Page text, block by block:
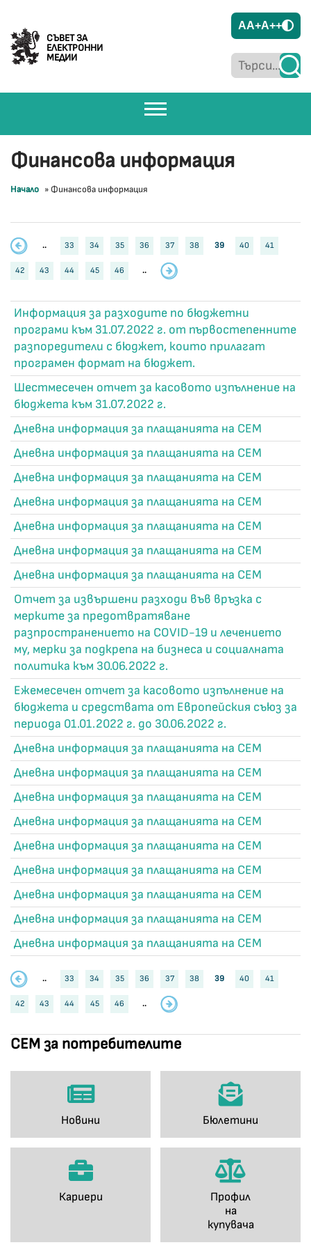
СЪВЕТ ЗА
ЕЛЕКТРОННИ
МЕДИИ
AA+A++
СЕМ за потребителите
Новини Бюлетини
Кариери
Профил
на
купувача
Финансова информация
Начало » Финансова информация
.. 33 34 35 36 37 38 39 40 41
42 43 44 45 46 ..
Информация за разходите по бюджетни
програми към 31.07.2022 г. от първостепенните
разпоредители с бюджет, които прилагат
програмен формат на бюджет.
Шестмесечен отчет за касовото изпълнение на
бюджета към 31.07.2022 г.
Дневна информация за плащанията на СЕМ
Дневна информация за плащанията на СЕМ
Дневна информация за плащанията на СЕМ
Дневна информация за плащанията на СЕМ
Дневна информация за плащанията на СЕМ
Дневна информация за плащанията на СЕМ
Дневна информация за плащанията на СЕМ
Отчет за извършени разходи във връзка с
мерките за предотвратяване
разпространението на COVID-19 и лечението
му, мерки за подкрепа на бизнеса и социалната
политика към 30.06.2022 г.
Ежемесечен отчет за касовото изпълнение на
бюджета и средствата от Европейския съюз за
периода 01.01.2022 г. до 30.06.2022 г.
Дневна информация за плащанията на СЕМ
Дневна информация за плащанията на СЕМ
Дневна информация за плащанията на СЕМ
Дневна информация за плащанията на СЕМ
Дневна информация за плащанията на СЕМ
Дневна информация за плащанията на СЕМ
Дневна информация за плащанията на СЕМ
Дневна информация за плащанията на СЕМ
Дневна информация за плащанията на СЕМ
.. 33 34 35 36 37 38 39 40 41
42 43 44 45 46 ..